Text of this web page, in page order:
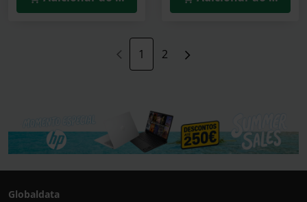
1 2
Globaldata